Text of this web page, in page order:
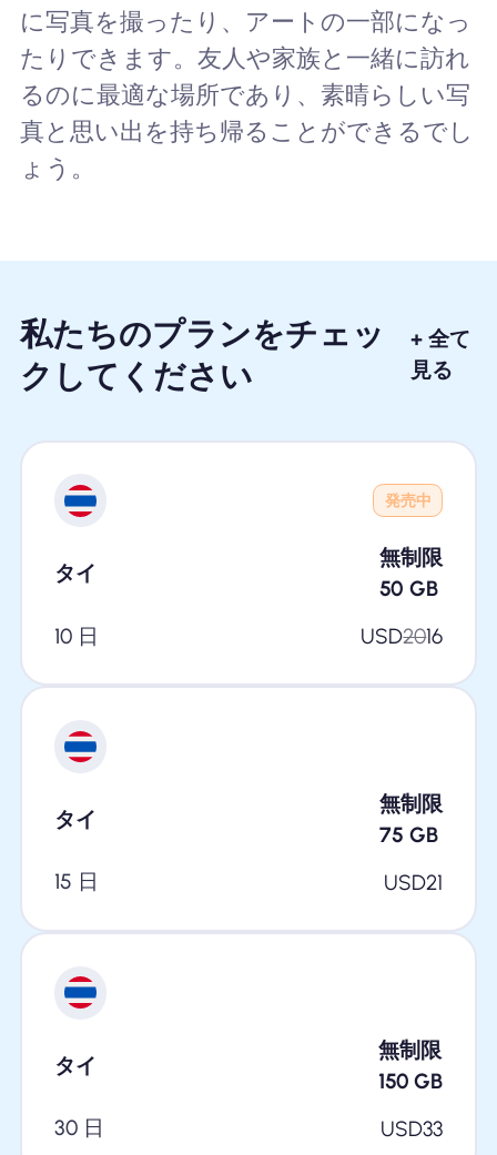
に写真を撮ったり、アートの一部になっ
たりできます。友人や家族と一緒に訪れ
るのに最適な場所であり、素晴らしい写
真と思い出を持ち帰ることができるでし
ょう。
私たちのプランをチェッ
クしてください
+ 全て
見る
発売中
タイ
無制限
50 GB
10 日
USD2016
タイ
無制限
75 GB
15 日
USD21
タイ
無制限
150 GB
30 日
USD33